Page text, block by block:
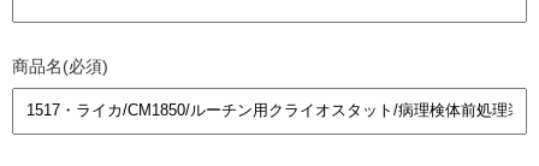
商品名(必須)